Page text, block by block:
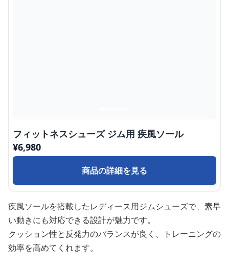
フィットネスシューズ ジム用 疾風ソール
¥6,980
商品の詳細を見る
疾風ソールを搭載したレディース用ジムシューズで、素早
い動きにも対応できる設計が魅力です。
クッション性と反発力のバランスが良く、トレーニングの
効率を高めてくれます。